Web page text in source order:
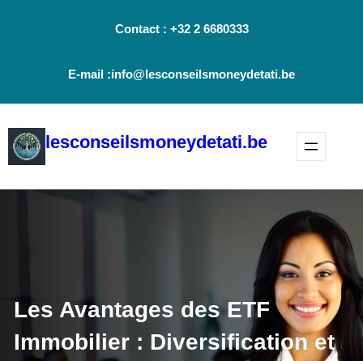
Contact : +32 2 6680333
E-mail :info@lesconseilsmoneydetati.be
lesconseilsmoneydetati.be
Les Avantages des ETF
Immobilier : Diversification et